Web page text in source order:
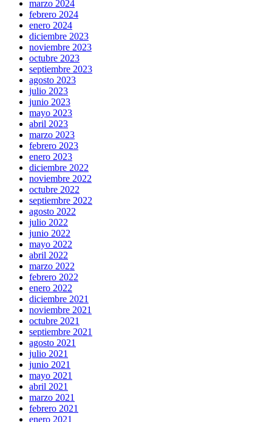
marzo 2024
febrero 2024
enero 2024
diciembre 2023
noviembre 2023
octubre 2023
septiembre 2023
agosto 2023
julio 2023
junio 2023
mayo 2023
abril 2023
marzo 2023
febrero 2023
enero 2023
diciembre 2022
noviembre 2022
octubre 2022
septiembre 2022
agosto 2022
julio 2022
junio 2022
mayo 2022
abril 2022
marzo 2022
febrero 2022
enero 2022
diciembre 2021
noviembre 2021
octubre 2021
septiembre 2021
agosto 2021
julio 2021
junio 2021
mayo 2021
abril 2021
marzo 2021
febrero 2021
enero 2021